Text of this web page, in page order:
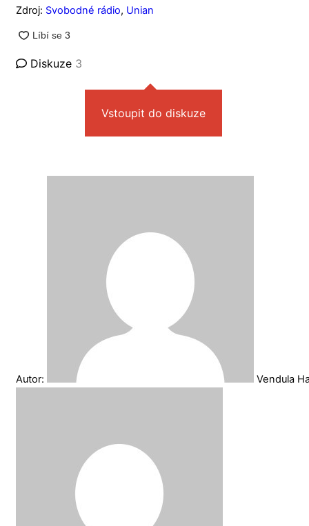
Zdroj: Svobodné rádio, Unian
Diskuze 3
Vstoupit do diskuze
Autor: Vendula